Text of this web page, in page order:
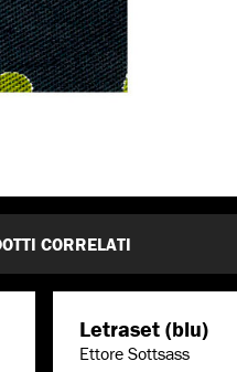
CORRELATI
Letraset (blu)
Ettore Sottsass